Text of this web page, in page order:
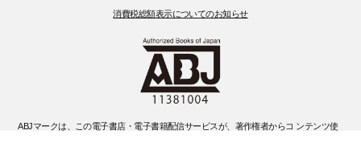
消費税総額表示についてのお知らせ
ABJマークは、この電子書店・電子書籍配信サービスが、著作権者からコ ンテンツ使